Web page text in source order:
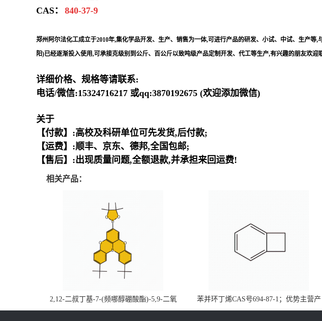
CAS：
840-37-9
郑州阿尔法化工成立于2010年,集化学品开发、生产、销售为一体,可进行产品的研发、小试、中试、生产
阳)已经逐渐投入使用,可承接克级别到公斤、百公斤以致吨级产品定制开发、代工等生产,有兴趣的朋友欢迎
详细价格、规格等请联系:
电话/微信:15324716217 或qq:3870192675 (欢迎添加微信)
关于
【付款】:高校及科研单位可先发货,后付款;
【运费】:顺丰、京东、德邦,全国包邮;
【售后】:出现质量问题,全额退款,并承担来回运费!
相关产品：
2,12-二叔丁基-7-(频哪醇硼酸酯)-5,9-二氧
杂-13b-硼萘并[3,2,1-de]蒽CAS号2648896-
苯并环丁烯CAS号694-87-1；优势主营产
品，现货直发，大小包装均可